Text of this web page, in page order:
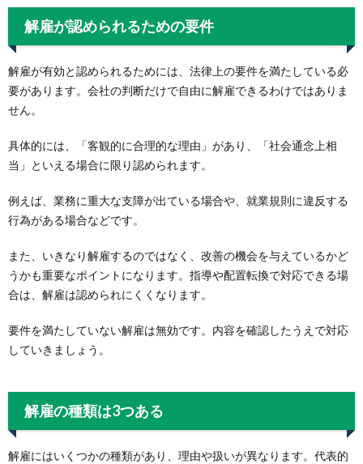
解雇が認められるための要件
解雇が有効と認められるためには、法律上の要件を満たしている必
要があります。会社の判断だけで自由に解雇できるわけではありま
せん。
具体的には、「客観的に合理的な理由」があり、「社会通念上相
当」といえる場合に限り認められます。
例えば、業務に重大な支障が出ている場合や、就業規則に違反する
行為がある場合などです。
また、いきなり解雇するのではなく、改善の機会を与えているかど
うかも重要なポイントになります。指導や配置転換で対応できる場
合は、解雇は認められにくくなります。
要件を満たしていない解雇は無効です。内容を確認したうえで対応
していきましょう。
解雇の種類は3つある
解雇にはいくつかの種類があり、理由や扱いが異なります。代表的